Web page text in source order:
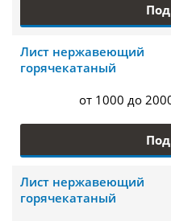
Лист нержавеющий
горячекатаный
от 1000 до
Лист нержавеющий
горячекатаный